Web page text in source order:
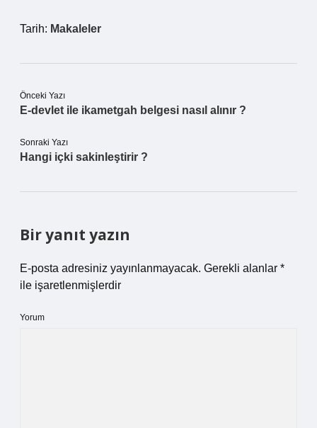
Tarih: Makaleler
Önceki Yazı
E-devlet ile ikametgah belgesi nasıl alınır ?
Sonraki Yazı
Hangi içki sakinleştirir ?
Bir yanıt yazın
E-posta adresiniz yayınlanmayacak. Gerekli alanlar *
ile işaretlenmişlerdir
Yorum